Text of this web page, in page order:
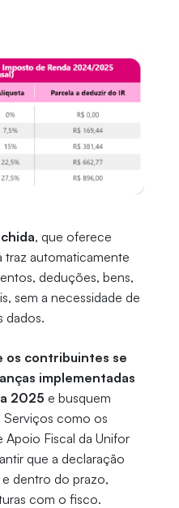
, que oferece
traz automaticamente
deduções, bens,
sem a necessidade de
dados.
os contribuintes se
implementadas
2025 e busquem
Serviços como os
Fiscal da Unifor
que a declaração
dentro do prazo,
com o fisco.